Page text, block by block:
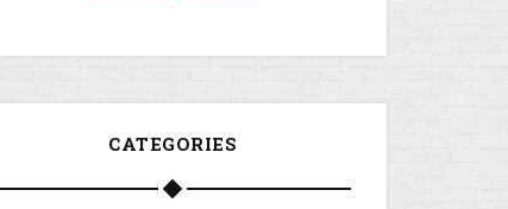
CATEGORIES